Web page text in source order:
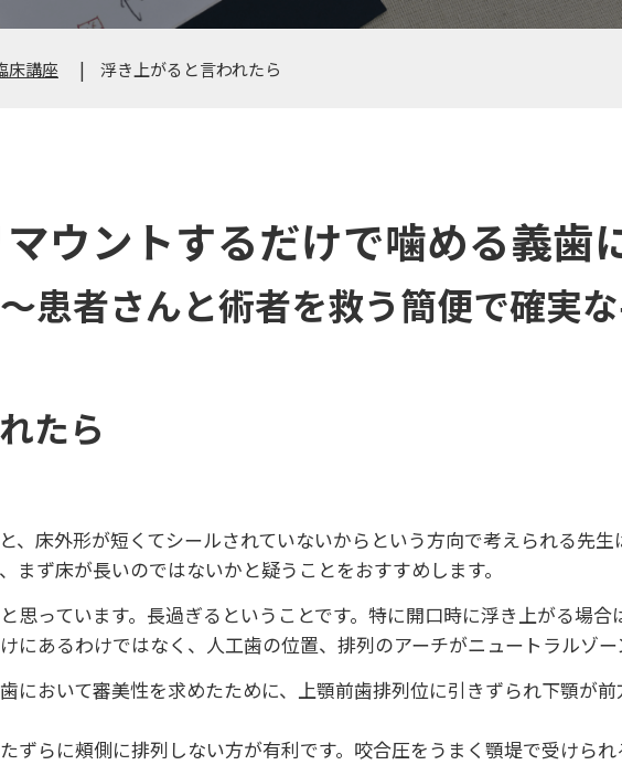
床講座 浮き上がると言われたら
マウントするだけで噛める義歯
患者さんと術者を救う簡便で確実
たら
、床外形が短くてシールされていないからという方向で考えられる先生
ず床が長いのではないかと疑うことをおすすめします。
思っています。長過ぎるということです。特に開口時に浮き上がる場
にあるわけではなく、人工歯の位置、排列のアーチがニュートラルゾー
において審美性を求めたために、上顎前歯排列位に引きずられ下顎が
らに頰側に排列しない方が有利です。咬合圧をうまく顎堤で受けられ